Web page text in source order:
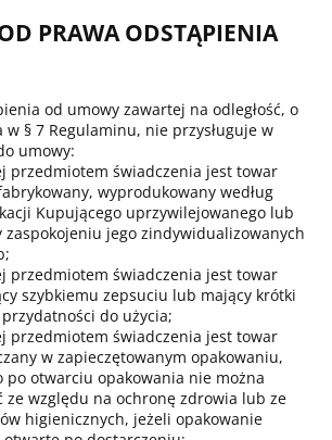
PRAWA ODSTĄPIENIA
od umowy zawartej na odległość, o
w § 7 Regulaminu, nie przysługuje w
umowy:
przedmiotem świadczenia jest towar
wyprodukowany według
Kupującego uprzywilejowanego lub
zaspokojeniu jego zindywidualizowanych
przedmiotem świadczenia jest towar
szybkiemu zepsuciu lub mający krótki
do użycia;
przedmiotem świadczenia jest towar
w zapieczętowanym opakowaniu,
po otwarciu opakowania nie można
ze względu na ochronę zdrowia lub ze
higienicznych, jeżeli opakowanie